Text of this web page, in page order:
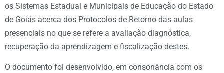
os Sistemas Estadual e Municipais de Educação do Estado
de Goiás acerca dos Protocolos de Retorno das aulas
presenciais no que se refere a avaliação diagnóstica,
recuperação da aprendizagem e fiscalização destes.
O documento foi desenvolvido, em consonância com os